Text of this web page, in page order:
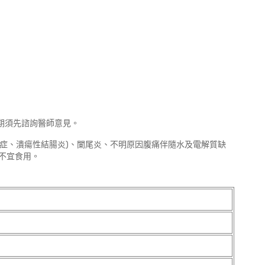
先諮詢醫師意見。
、潰瘍性結腸炎)、闌尾炎、不明原因腹痛伴隨水及電解質缺
宜食用。